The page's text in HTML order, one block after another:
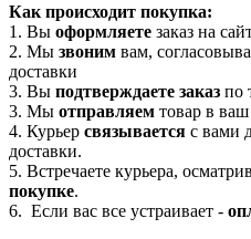
Как происходит покупка:
1. Вы оформляете заказ на
2. Мы звоним вам,
доставки
3. Вы подтверждаете заказ по
3. Мы отправляем товар в ваш
4. Курьер связывается с вами
доставки.
5. Встречаете курьера,
покупке.
6. Если вас все устраивает -